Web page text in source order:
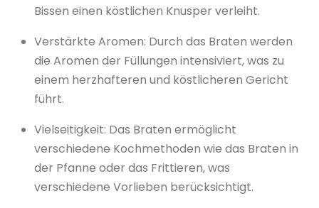
Bissen einen köstlichen Knusper verleiht.
Verstärkte Aromen: Durch das Braten werden
die Aromen der Füllungen intensiviert, was zu
einem herzhafteren und köstlicheren Gericht
führt.
Vielseitigkeit: Das Braten ermöglicht
verschiedene Kochmethoden wie das Braten in
der Pfanne oder das Frittieren, was
verschiedene Vorlieben berücksichtigt.